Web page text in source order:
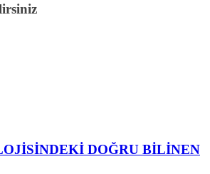
DOĞRU BİLİNEN